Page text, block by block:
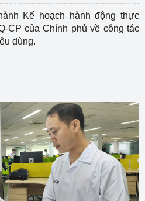
Kế hoạch hành động thực
CP của Chính phủ về công tác
dùng.